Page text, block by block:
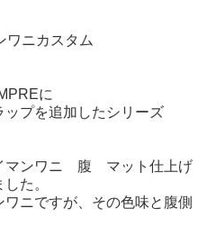
ニカスタム
に
ップを追加したシリーズ
マンワニ 腹 マット仕上げ
た。
ニですが、その色味と腹側